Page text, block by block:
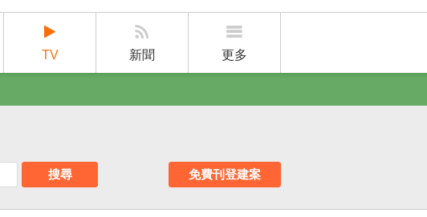
廣告刊登
建案刊登
屋主管理後台
TV 新聞 更多
搜尋 免費刊登建案